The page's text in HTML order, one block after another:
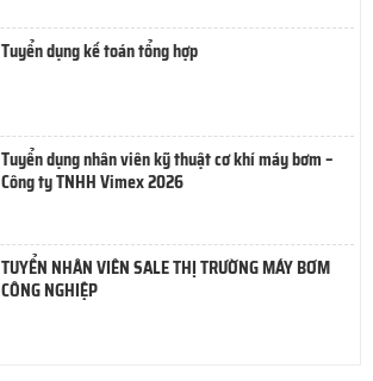
Tuyển dụng kế toán tổng hợp
Tuyển dụng nhân viên kỹ thuật cơ khí máy bơm –
Công ty TNHH Vimex 2026
TUYỂN NHÂN VIÊN SALE THỊ TRƯỜNG MÁY BƠM
CÔNG NGHIỆP